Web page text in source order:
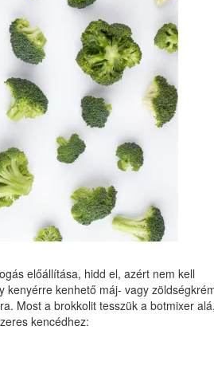
előállítása, hidd el, azért nem kell
kenyérre kenhető máj- vagy
Most a brokkolit tesszük a botmixer
kencédhez: